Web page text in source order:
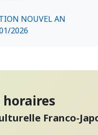
NOUVEL AN
2026
Franco-